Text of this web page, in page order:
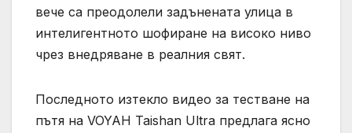
вече са преодолели задънената улица в
интелигентното шофиране на високо ниво
чрез внедряване в реалния свят.
Последното изтекло видео за тестване на
пътя на VOYAH Taishan Ultra предлага ясно